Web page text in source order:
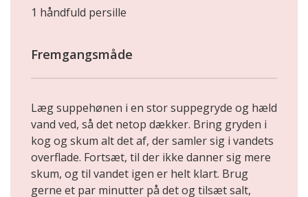
1 håndfuld persille
Fremgangsmåde
Læg suppehønen i en stor suppegryde og hæld
vand ved, så det netop dækker. Bring gryden i
kog og skum alt det af, der samler sig i vandets
overflade. Fortsæt, til der ikke danner sig mere
skum, og til vandet igen er helt klart. Brug
gerne et par minutter på det og tilsæt salt,